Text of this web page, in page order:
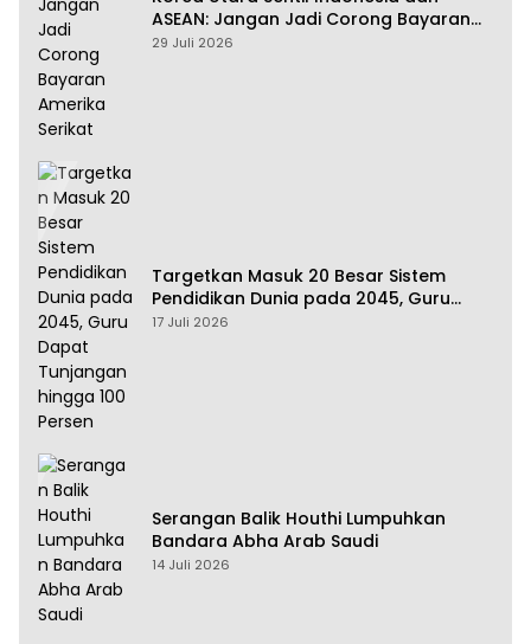
ASEAN: Jangan Jadi Corong Bayaran
Amerika Serikat
29 Juli 2026
Targetkan Masuk 20 Besar Sistem
Pendidikan Dunia pada 2045, Guru
Dapat Tunjangan hingga 100 Persen
17 Juli 2026
Serangan Balik Houthi Lumpuhkan
Bandara Abha Arab Saudi
14 Juli 2026